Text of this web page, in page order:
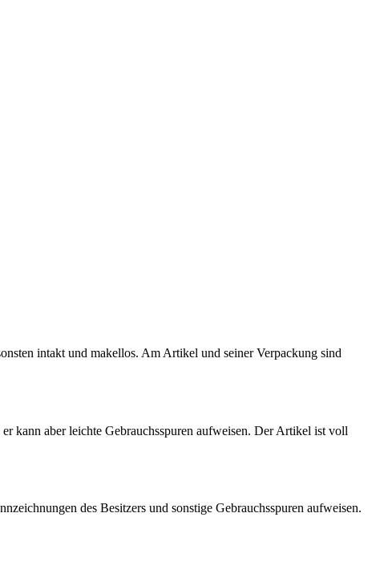
intakt und makellos. Am Artikel und seiner Verpackung sind
kann aber leichte Gebrauchsspuren aufweisen. Der Artikel ist voll
des Besitzers und sonstige Gebrauchsspuren aufweisen.